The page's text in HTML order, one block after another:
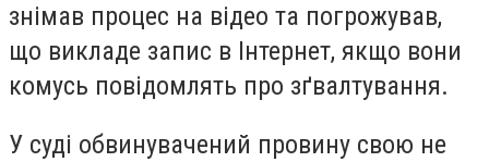
знімав процес на відео та погрожував,
що викладе запис в Інтернет, якщо вони
комусь повідомлять про зґвалтування.
У суді обвинувачений провину свою не